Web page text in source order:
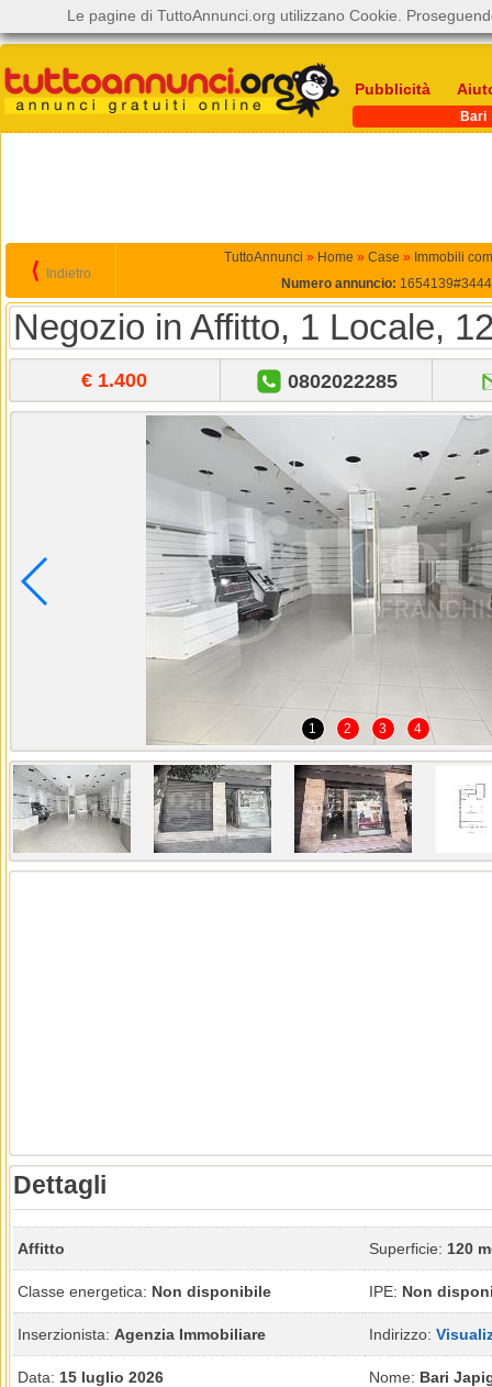
Pubblicità
Bari
⟨ Indietro
TuttoAnnunci » Home » Case » Immobili
Numero annuncio:
Negozio in Affitto, 1 Locale,
€ 1.400 0802022285
1 2 3 4
Dettagli
Affitto Superficie: 120
Classe energetica: Non disponibile IPE: Non
Inserzionista: Agenzia Immobiliare Indirizzo:
Data: 15 luglio 2026 Nome: Bari
Le pagine di TuttoAnnunci.org utilizzano Cookie.